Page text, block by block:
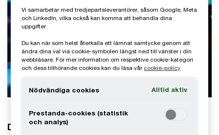
Den 30 maj utfärdade International
Vi samarbetar med tredjepartsleverantörer, såsom Google, Meta
och LinkedIn, vilka också kan komma att behandla dina
uppgifter.
Du kan när som helst återkalla ett lämnat samtycke genom att
ändra dina val via cookie-symbolen längst ned till vänster i din
webbläsare. För mer information om respektive cookie-kategori
och dess tillhörande cookies kan du läsa vår cookie-policy
Nödvändiga cookies Alltid aktiv
Prestanda-cookies (statistik
och analys)